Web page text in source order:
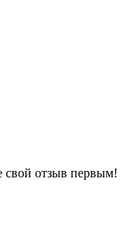
свой отзыв первым!